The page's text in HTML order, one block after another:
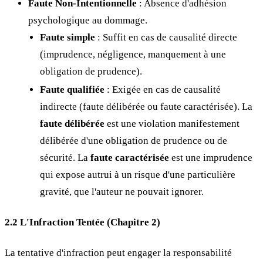
Faute Non-Intentionnelle : Absence d'adhésion
psychologique au dommage.
Faute simple : Suffit en cas de causalité directe
(imprudence, négligence, manquement à une
obligation de prudence).
Faute qualifiée : Exigée en cas de causalité
indirecte (faute délibérée ou faute caractérisée). La
faute délibérée est une violation manifestement
délibérée d'une obligation de prudence ou de
sécurité. La faute caractérisée est une imprudence
qui expose autrui à un risque d'une particulière
gravité, que l'auteur ne pouvait ignorer.
2.2 L'Infraction Tentée (Chapitre 2)
La tentative d'infraction peut engager la responsabilité